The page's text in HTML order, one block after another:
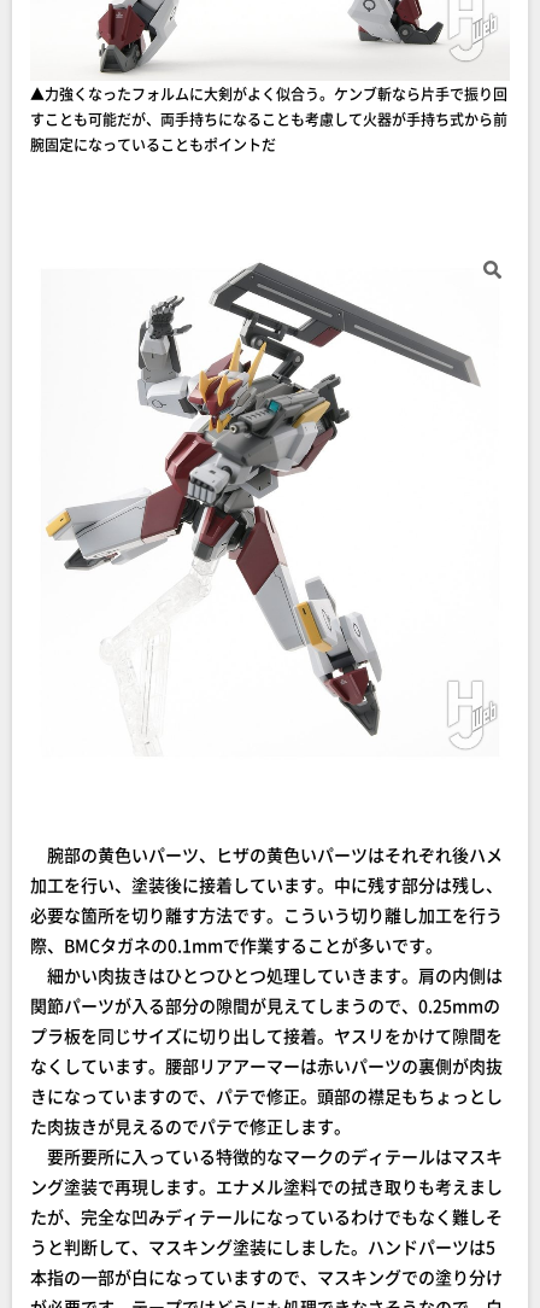
▲力強くなったフォルムに大剣がよく似合う。ケンブ斬なら片手で振り回
すことも可能だが、両手持ちになることも考慮して火器が手持ち式から前
腕固定になっていることもポイントだ
腕部の黄色いパーツ、ヒザの黄色いパーツはそれぞれ後ハメ
加工を行い、塗装後に接着しています。中に残す部分は残し、
必要な箇所を切り離す方法です。こういう切り離し加工を行う
際、BMCタガネの0.1mmで作業することが多いです。
細かい肉抜きはひとつひとつ処理していきます。肩の内側は
関節パーツが入る部分の隙間が見えてしまうので、0.25mmの
プラ板を同じサイズに切り出して接着。ヤスリをかけて隙間を
なくしています。腰部リアアーマーは赤いパーツの裏側が肉抜
きになっていますので、パテで修正。頭部の襟足もちょっとし
た肉抜きが見えるのでパテで修正します。
要所要所に入っている特徴的なマークのディテールはマスキ
ング塗装で再現します。エナメル塗料での拭き取りも考えまし
たが、完全な凹みディテールになっているわけでもなく難しそ
うと判断して、マスキング塗装にしました。ハンドパーツは5
本指の一部が白になっていますので、マスキングでの塗り分け